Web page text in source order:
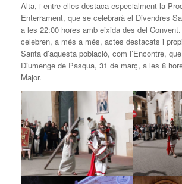
Alta, i entre elles destaca especialment la
Enterrament, que se celebrarà el Divendres
a les 22:00 hores amb eixida des del
celebren, a més a més, actes destacats i
Santa d’aquesta població, com l’Encontre,
Diumenge de Pasqua, 31 de març, a les 8
Major.